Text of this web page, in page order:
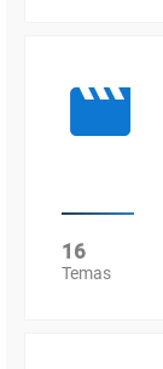
16
Temas